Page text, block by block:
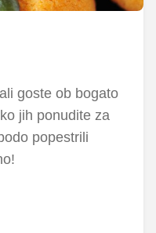
goste ob bogato
jih ponudite za
popestrili